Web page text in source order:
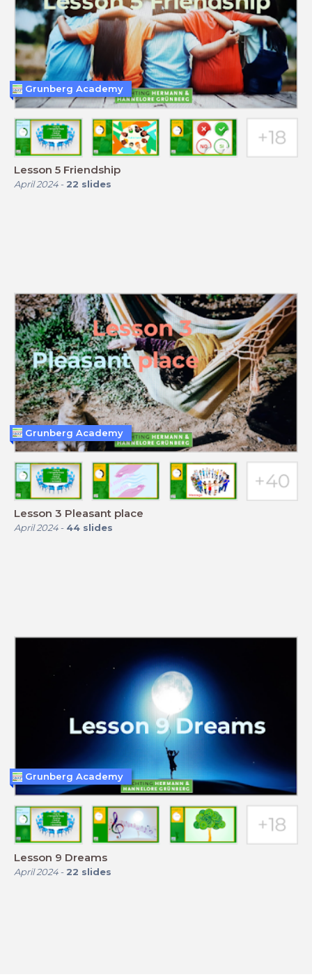
Lesson 5 Friendship
April 2024- 22 slides
Grunberg Academy
Lesson 3 Pleasant place
April 2024- 44 slides
Grunberg Academy
Lesson 9 Dreams
April 2024- 22 slides
Grunberg Academy